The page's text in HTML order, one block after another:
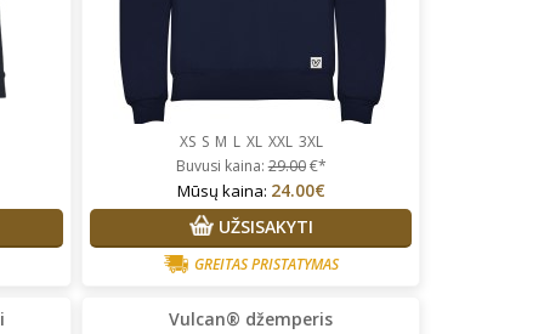
XS S M L XL XXL 3XL
Buvusi kaina:29.00€*
Mūsų kaina: 24.00€
UŽSISAKYTI
GREITAS PRISTATYMAS
Vulcan® džemperis